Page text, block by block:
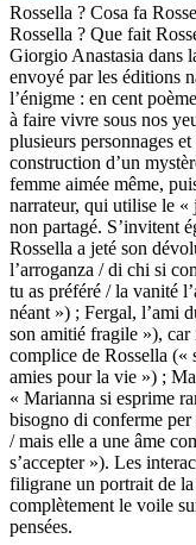
Rossella ? Cosa fa
Rossella ? Que fait
Giorgio Anastasia dans
envoyé par les éditions
l’énigme : en cent
à faire vivre sous nos
plusieurs personnages
construction d’un
femme aimée même,
narrateur, qui utilise le «
non partagé. S’invitent
Rossella a jeté son
l’arroganza / di chi si
tu as préféré / la vanité
néant ») ; Fergal, l’ami
son amitié fragile »),
complice de Rossella («
amies pour la vie ») ;
« Marianna si esprime
bisogno di conferme per
/ mais elle a une âme
s’accepter »). Les
filigrane un portrait de
complètement le voile
pensées.